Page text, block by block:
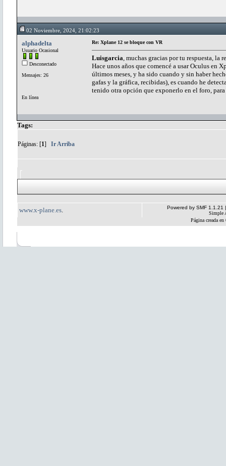
02 Noviembre, 2024, 21:02:23
alphadelta
Usuario Ocasional
Desconectado
Mensajes: 26
En línea
Re: Xplane 12 se bloque con VR
Luisgarcia , muchas gracias por tu respuesta,
Hace unos años que comencé a usar Oculus en
últimos meses, y ha sido cuando y sin haber
gafas y la gráfica, recibidas), es cuando he
tenido otra opción que exponerlo en el foro,
Tags:
Páginas: [1] Ir Arriba
www.x-plane.es Powered by SMF 1.1.21
Simple
Página creada